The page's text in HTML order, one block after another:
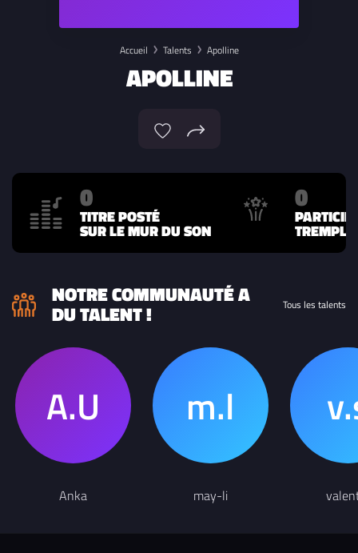
Accueil Talents Apolline
APOLLINE
0
TITRE POSTÉ
SUR LE MUR DU SON
0
NOTRE COMMUNAUTÉ A
DU TALENT ! Tous les talents
Anka may-li